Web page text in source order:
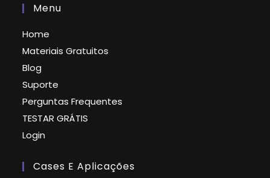
Menu
Home
Materiais Gratuitos
Blog
Suporte
Perguntas Frequentes
TESTAR GRÁTIS
Login
Cases E Aplicações